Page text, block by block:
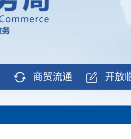
商贸流通 开放